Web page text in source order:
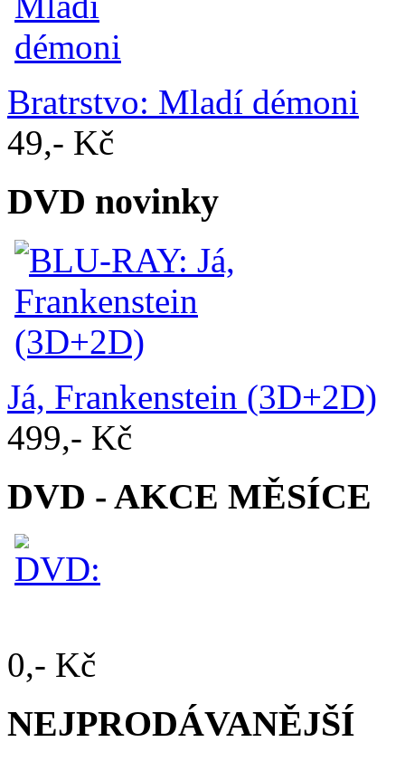
Bratrstvo: Mladí démoni
49,- Kč
DVD novinky
Já, Frankenstein (3D+2D)
499,- Kč
DVD - AKCE MĚSÍCE
0,- Kč
NEJPRODÁVANĚJŠÍ